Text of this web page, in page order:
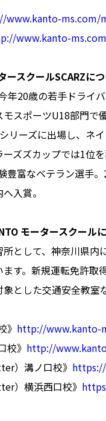
www.kanto-ms.com/
www.kanto-
ースクールSCARZに
年20歳の若手ドライ
スポーツU18部門で
リーズに出場し、ネ
ズズカップでは1位を
豊富なベテラン選手。
入賞。
モータースクール
として、神奈川県内
す。新規運転免許取
とした交通安全教
》 http://www.kanto-
校》 http://
）溝ノ口校》
）横浜西口校》